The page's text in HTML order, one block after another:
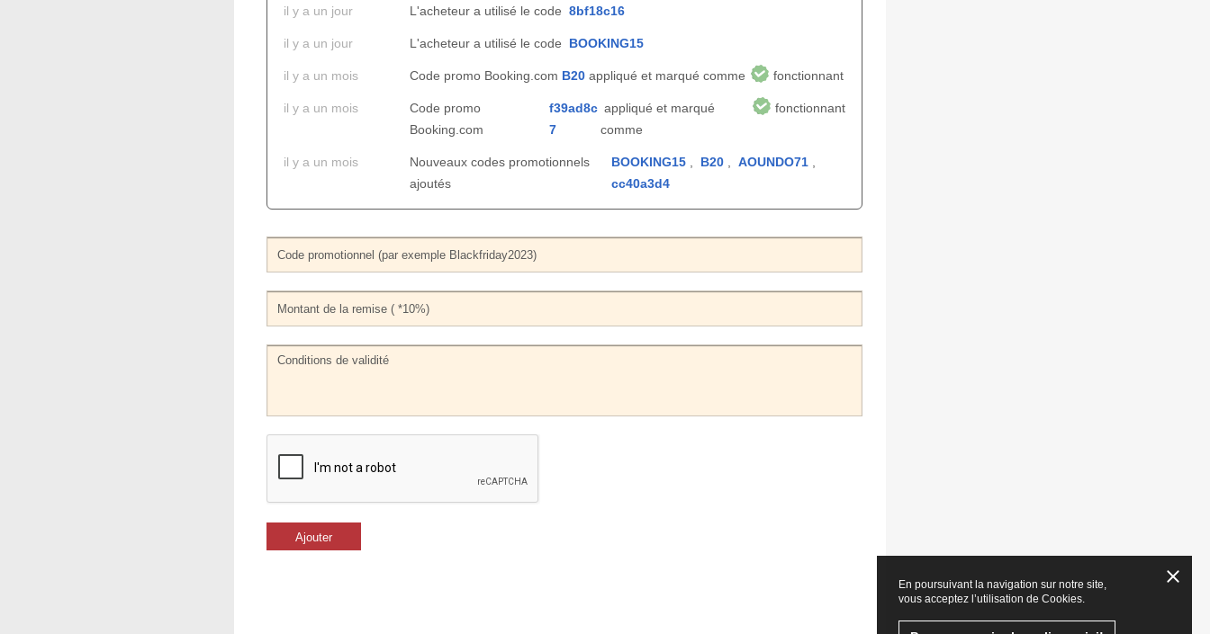
il y a un jour L'acheteur a utilisé le code 8bf18c16
il y a un jour L'acheteur a utilisé le code BOOKING15
il y a un mois Code promo Booking.com B20 appliqué et marqué comme fonctionnant
il y a un mois
Code promo
Booking.com
f39ad8c
7
appliqué et marqué
comme
fonctionnant
il y a un mois
Nouveaux codes promotionnels
ajoutés
BOOKING15, B20, AOUNDO71,
cc40a3d4
Ajouter
En poursuivant la navigation sur notre site,
vous acceptez l’utilisation de Cookies.